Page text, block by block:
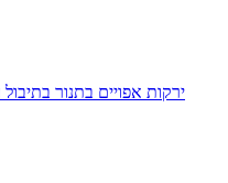
ירקות אפויים בתנור